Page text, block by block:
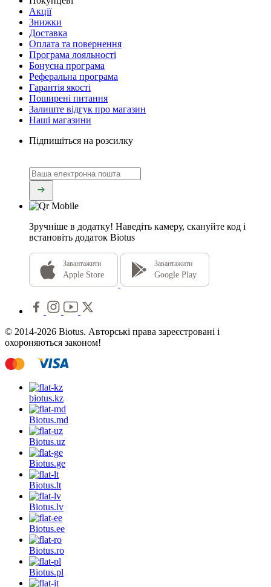
Акції
Знижки
Доставка
Оплата та повернення
Програма лояльності
Бонусна програма
Реферальна програма
Гарантія якості
Поширені питання
Залиште відгук про магазин
Наші магазини
Підпишіться на розсилку
Зручніше в додатку! Наведіть камеру, скануйте код і
встановіть додаток Biotus
Завантажити
Apple Store
Завантажити
Google Play
© 2014-2026 Biotus. Авторські права зареєстровані і
охороняються законом!
biotus.kz
Biotus.md
Biotus.uz
Biotus.ge
Biotus.lt
Biotus.lv
Biotus.ee
Biotus.ro
Biotus.pl